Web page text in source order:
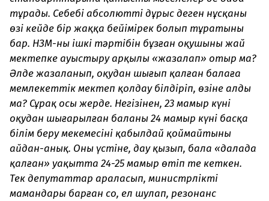
тұрады. Себебі абсолютті дұрыс деген нұсқаның
өзі кейде бір жаққа бейімірек болып тұратыны
бар. НЗМ-ның ішкі тәртібін бұзған оқушыны жай
мектепке ауыстыру арқылы «жазалап» отыр ма?
Әлде жазаланып, оқудан шығып қалған балаға
мемлекеттік мектеп қолдау білдіріп, өзіне алды
ма? Сұрақ осы жерде. Негізінен, 23 мамыр күні
оқудан шығарылған баланы 24 мамыр күні басқа
білім беру мекемесінің қабылдай қоймайтыны
айдан-анық. Оның үстіне, дау қызып, бала «далада
қалған» уақытта 24-25 мамыр өтіп те кеткен.
Тек депутаттар араласып, министрліктің
мамандары барған соң, ел шулап, резонанс